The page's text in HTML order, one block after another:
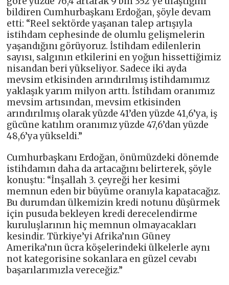
bildiren Cumhurbaşkanı Erdoğan, şöyle devam
etti: “Reel sektörde yaşanan talep artışıyla
istihdam cephesinde de olumlu gelişmelerin
yaşandığını görüyoruz. İstihdam edilenlerin
sayısı, salgının etkilerini en yoğun hissettiğimiz
nisandan beri yükseliyor. Sadece iki ayda
mevsim etkisinden arındırılmış istihdamımız
yaklaşık yarım milyon arttı. İstihdam oranımız
mevsim artısından, mevsim etkisinden
arındırılmış olarak yüzde 41’den yüzde 41,6’ya, iş
gücüne katılım oranımız yüzde 47,6’dan yüzde
48,6’ya yükseldi.”
Cumhurbaşkanı Erdoğan, önümüzdeki dönemde
istihdamın daha da artacağını belirterek, şöyle
konuştu: “İnşallah 3. çeyreği her kesimi
memnun eden bir büyüme oranıyla kapatacağız.
Bu durumdan ülkemizin kredi notunu düşürmek
için pusuda bekleyen kredi derecelendirme
kuruluşlarının hiç memnun olmayacakları
kesindir. Türkiye’yi Afrika’nın Güney
Amerika’nın ücra köşelerindeki ülkelerle aynı
not kategorisine sokanlara en güzel cevabı
başarılarımızla vereceğiz.”